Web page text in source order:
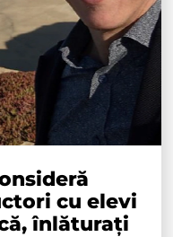
cu elevi
înlăturați